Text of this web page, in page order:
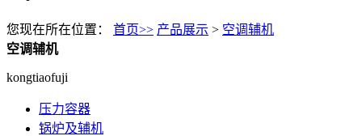
您现在所在位置： 首页>> 产品展示 > 空调辅机
空调辅机
kongtiaofuji
压力容器
锅炉及辅机